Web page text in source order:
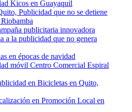
Kicos en Guayaquil
Publicidad que no se detiene
publicitaria innovadora
a la publicidad que no genera
en épocas de navidad
móvil Centro Comercial Espiral
en Bicicletas en Quito,
en Promoción Local en